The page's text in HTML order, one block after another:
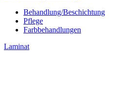
Behandlung/Beschichtung
Pflege
Farbbehandlungen
Laminat